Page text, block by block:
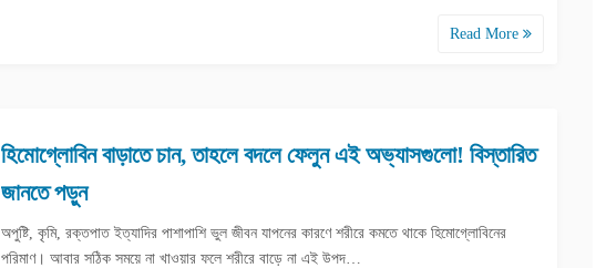
Read More
হিমোগ্লোবিন বাড়াতে চান, তাহলে বদলে ফেলুন এই অভ্যাসগুলো! বিস্তারিত
জানতে পড়ুন
অপুষ্টি, কৃমি, রক্তপাত ইত্যাদির পাশাপাশি ভুল জীবন যাপনের কারণে শরীরে কমতে থাকে হিমোগ্লোবিনের
পরিমাণ। আবার সঠিক সময়ে না খাওয়ার ফলে শরীরে বাড়ে না এই উপদ…